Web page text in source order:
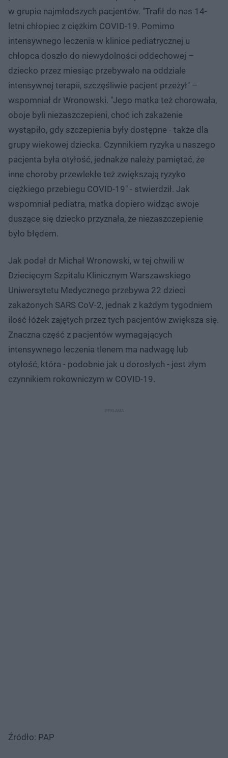
w grupie najmłodszych pacjentów. "Trafił do nas 14-
letni chłopiec z ciężkim COVID-19. Pomimo
intensywnego leczenia w klinice pediatrycznej u
chłopca doszło do niewydolności oddechowej –
dziecko przez miesiąc przebywało na oddziale
intensywnej terapii, szczęśliwie pacjent przeżył" –
wspomniał dr Wronowski. "Jego matka też chorowała,
oboje byli niezaszczepieni, choć ich zakażenie
wystąpiło, gdy szczepienia były dostępne - także dla
grupy wiekowej dziecka. Czynnikiem ryzyka u naszego
pacjenta była otyłość, jednakże należy pamiętać, że
inne choroby przewlekłe też zwiększają ryzyko
ciężkiego przebiegu COVID-19" - stwierdził. Jak
wspomniał pediatra, matka dopiero widząc swoje
duszące się dziecko przyznała, że niezaszczepienie
było błędem.
Jak podał dr Michał Wronowski, w tej chwili w
Dziecięcym Szpitalu Klinicznym Warszawskiego
Uniwersytetu Medycznego przebywa 22 dzieci
zakażonych SARS CoV-2, jednak z każdym tygodniem
ilość łóżek zajętych przez tych pacjentów zwiększa się.
Znaczna część z pacjentów wymagających
intensywnego leczenia tlenem ma nadwagę lub
otyłość, która - podobnie jak u dorosłych - jest złym
czynnikiem rokowniczym w COVID-19.
Źródło: PAP